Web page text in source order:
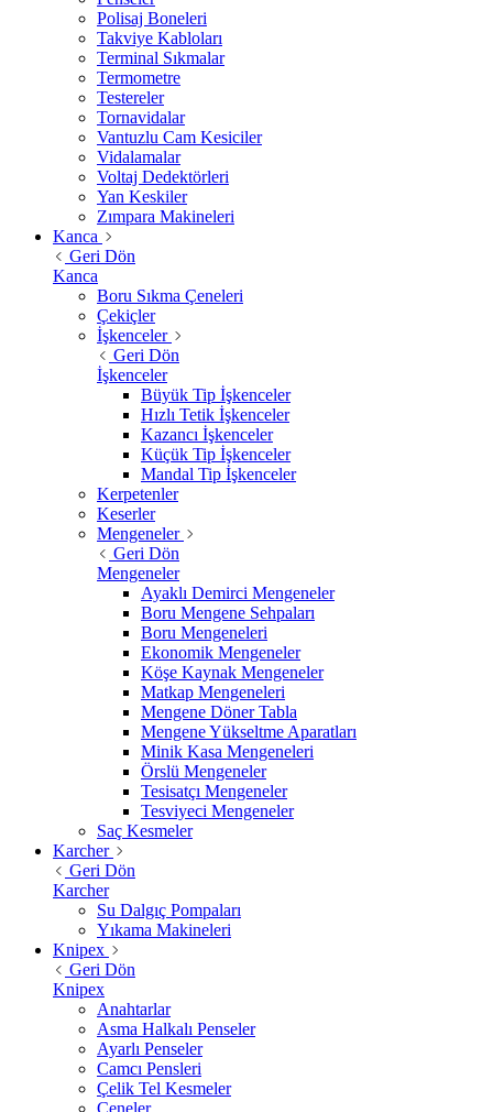
Polisaj Boneleri
Takviye Kabloları
Terminal Sıkmalar
Termometre
Testereler
Tornavidalar
Vantuzlu Cam Kesiciler
Vidalamalar
Voltaj Dedektörleri
Yan Keskiler
Zımpara Makineleri
Kanca
Geri Dön
Kanca
Boru Sıkma Çeneleri
Çekiçler
İşkenceler
Geri Dön
İşkenceler
Büyük Tip İşkenceler
Hızlı Tetik İşkenceler
Kazancı İşkenceler
Küçük Tip İşkenceler
Mandal Tip İşkenceler
Kerpetenler
Keserler
Mengeneler
Geri Dön
Mengeneler
Ayaklı Demirci Mengeneler
Boru Mengene Sehpaları
Boru Mengeneleri
Ekonomik Mengeneler
Köşe Kaynak Mengeneler
Matkap Mengeneleri
Mengene Döner Tabla
Mengene Yükseltme Aparatları
Minik Kasa Mengeneleri
Örslü Mengeneler
Tesisatçı Mengeneler
Tesviyeci Mengeneler
Saç Kesmeler
Karcher
Geri Dön
Karcher
Su Dalgıç Pompaları
Yıkama Makineleri
Knipex
Geri Dön
Knipex
Anahtarlar
Asma Halkalı Penseler
Ayarlı Penseler
Camcı Pensleri
Çelik Tel Kesmeler
Çeneler